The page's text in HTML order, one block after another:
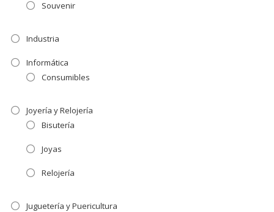
Souvenir
Industria
Informática
Consumibles
Joyería y Relojería
Bisutería
Joyas
Relojería
Juguetería y Puericultura